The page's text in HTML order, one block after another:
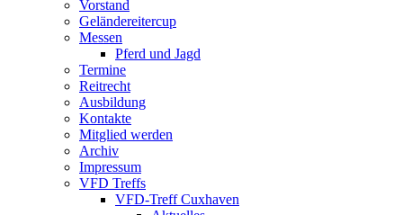
Vorstand
Geländereitercup
Messen
Pferd und Jagd
Termine
Reitrecht
Ausbildung
Kontakte
Mitglied werden
Archiv
Impressum
VFD Treffs
VFD-Treff Cuxhaven